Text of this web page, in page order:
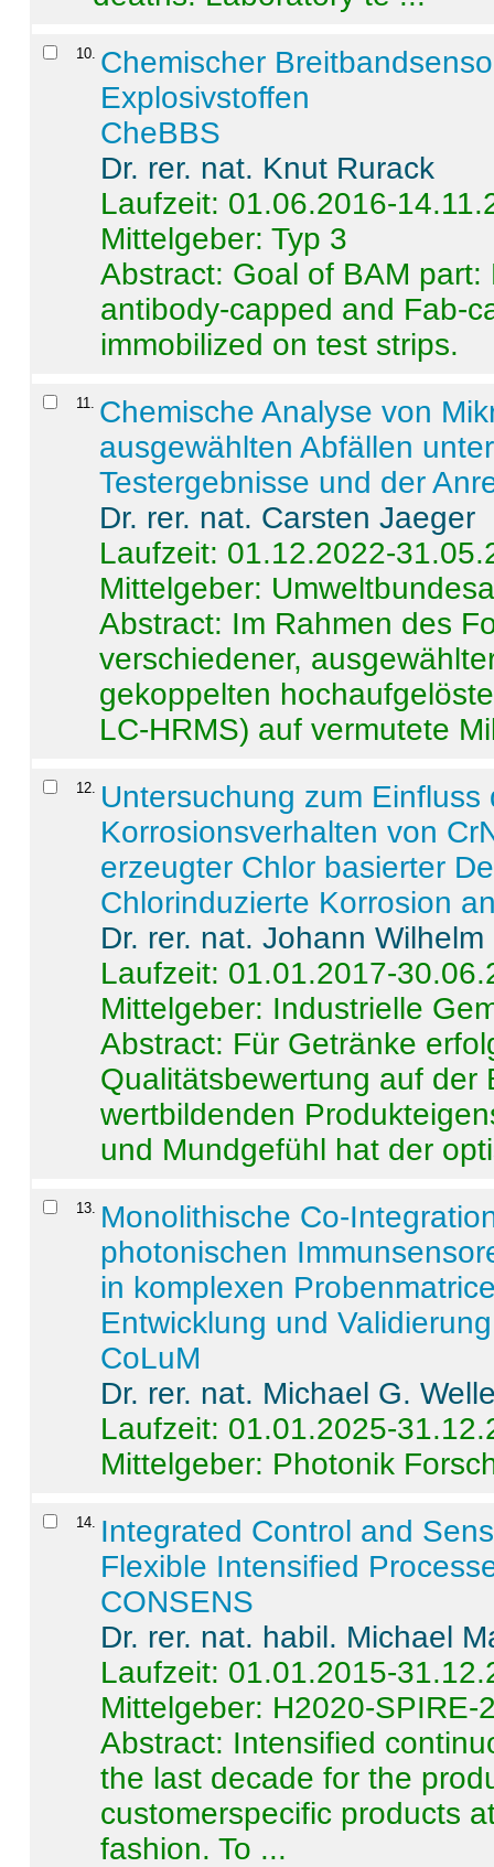
10 Chemischer
Explosivstoffen
CheBBS
Dr. rer. nat. Knut Rurack
Laufzeit: 01.06.2016-
Mittelgeber: Typ 3
Abstract: Goal of BAM
antibody-capped and Fab-
immobilized on test strips.
11
Chemische Analyse von
ausgewählten Abfällen
Testergebnisse und der
Dr. rer. nat. Carsten Jaeger
Laufzeit: 01.12.2022-
Mittelgeber:
Abstract: Im Rahmen des
verschiedener,
gekoppelten
LC-HRMS) auf vermutete
12
Untersuchung zum
Korrosionsverhalten von
erzeugter Chlor basierter
Chlorinduzierte Korrosion
Dr. rer. nat. Johann
Laufzeit: 01.01.2017-
Mittelgeber: Industrielle
Abstract: Für Getränke
Qualitätsbewertung auf der
wertbildenden
und Mundgefühl hat der
13
Monolithische Co-
photonischen
in komplexen
Entwicklung und
CoLuM
Dr. rer. nat. Michael G.
Laufzeit: 01.01.2025-
Mittelgeber: Photonik
14
Integrated Control and
Flexible Intensified
CONSENS
Dr. rer. nat. habil. Michael
Laufzeit: 01.01.2015-
Mittelgeber: H2020-SPIRE-
Abstract: Intensified
the last decade for the
customerspecific products
fashion. To ...